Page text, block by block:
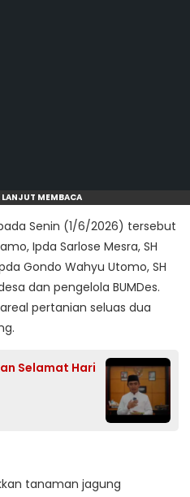
LANJUT MEMBACA
Senin (1/6/2026) tersebut
Ipda Sarlose Mesra, SH
Gondo Wahyu Utomo, SH
dan pengelola BUMDes.
pertanian seluas dua
Selamat Hari
tanaman jagung